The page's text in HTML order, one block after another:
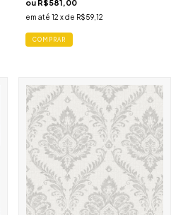
ou R$581,00
em até 12 x de R$59,12